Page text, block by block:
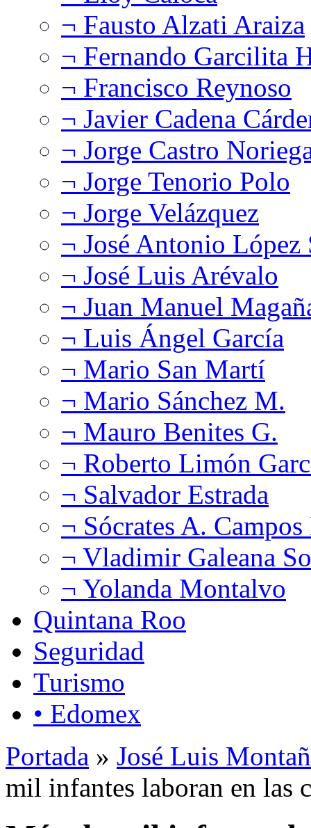
¬ Fausto Alzati Araiza
¬ Fernando Garcilita
¬ Francisco Reynoso
¬ Javier Cadena
¬ Jorge Castro
¬ Jorge Tenorio Polo
¬ Jorge Velázquez
¬ José Antonio López
¬ José Luis Arévalo
¬ Juan Manuel
¬ Luis Ángel García
¬ Mario San Martí
¬ Mario Sánchez M.
¬ Mauro Benites G.
¬ Roberto Limón
¬ Salvador Estrada
¬ Sócrates A.
¬ Vladimir Galeana
¬ Yolanda Montalvo
Quintana Roo
Seguridad
Turismo
• Edomex
Portada » José Luis
mil infantes laboran en las